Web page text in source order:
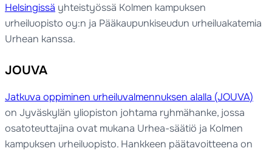
Helsingissä yhteistyössä Kolmen kampuksen
urheiluopisto oy:n ja Pääkaupunkiseudun urheiluakatemia
Urhean kanssa.
JOUVA
Jatkuva oppiminen urheiluvalmennuksen alalla (JOUVA)
on Jyväskylän yliopiston johtama ryhmähanke, jossa
osatoteuttajina ovat mukana Urhea-säätiö ja Kolmen
kampuksen urheiluopisto. Hankkeen päätavoitteena on